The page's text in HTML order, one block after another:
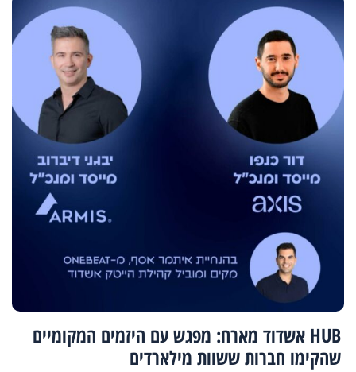
HUB אשדוד מארח: מפגש עם היזמים המקומיים
שהקימו חברות ששוות מילארדים